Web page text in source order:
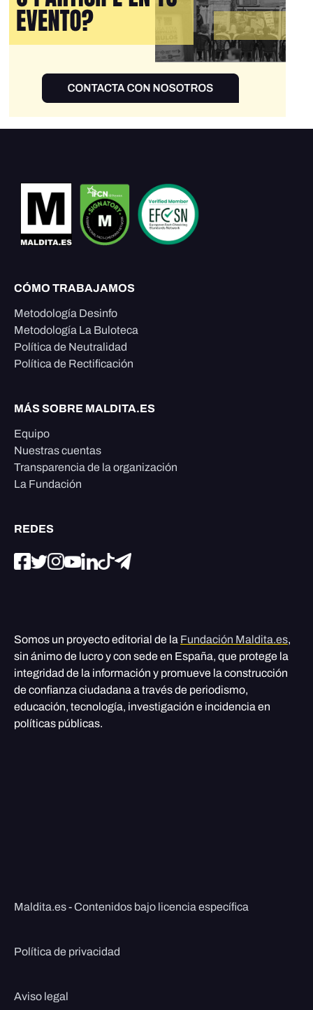
CÓMO TRABAJAMOS
Metodología Desinfo
Metodología La Buloteca
Política de Neutralidad
Política de Rectificación
MÁS SOBRE MALDITA.ES
Equipo
Nuestras cuentas
Transparencia de la organización
La Fundación
REDES
Somos un proyecto editorial de la Fundación Maldita.es,
sin ánimo de lucro y con sede en España, que protege la
integridad de la información y promueve la construcción
de confianza ciudadana a través de periodismo,
educación, tecnología, investigación e incidencia en
políticas públicas.
Maldita.es - Contenidos bajo licencia específica
Política de privacidad
Aviso legal